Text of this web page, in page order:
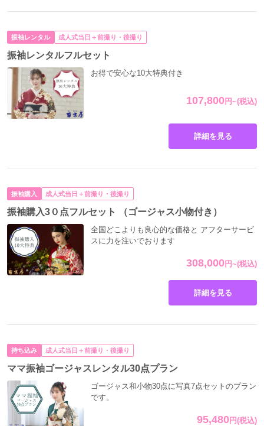
振袖レンタル 成人式当日＋前撮り・後撮り
振袖レンタルフルセット
107,800 円~(税込)
お得で安心な10大特典付き
詳細を見る
振袖購入 成人式当日＋前撮り・後撮り
振袖購入3０点フルセット （ゴージャス小物付き）
308,000 円~(税込)
全国どこよりも良心的な価格と アフターサービ
スに力を注いでおります
詳細を見る
持ち込み 成人式当日＋前撮り・後撮り
ママ振袖ゴージャスレンタル30点プラン
95,480 円(税込)
ゴージャス和小物30点に写真7点セットのプラン
です。